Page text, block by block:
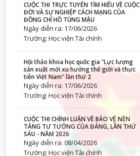
CUỘC THI TRỰC TUYẾN TÌM HIỂU VỀ CUỘC
ĐỜI VÀ SỰ NGHIỆP CÁCH MẠNG CỦA
ĐỒNG CHÍ HỒ TÙNG MẬU
Ngày diễn ra: 17/06/2026
Trường: Học viện Tài chính
Hội thảo khoa học quốc gia "Lực lượng
sản xuất mới xu hướng thế giới và thực
tiễn Việt Nam" lần thứ 2
Ngày diễn ra: 17/06/2026
Trường: Học viện Tài chính
CUỘC THI CHÍNH LUẬN VỀ BẢO VỆ NỀN
TẢNG TƯ TƯỞNG CỦA ĐẢNG, LẦN THỨ
SÁU - NĂM 2026
Ngày diễn ra: 08/04/2026
Trường: Học viện Tài chính